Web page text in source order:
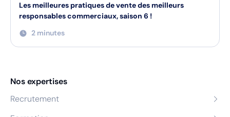
Les meilleures pratiques de vente des meilleurs
responsables commerciaux, saison 6 !
2 minutes
Nos expertises
Recrutement